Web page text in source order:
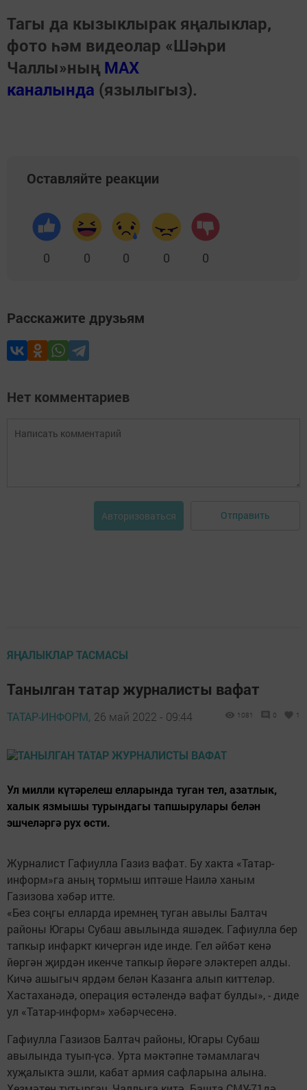
Тагы да кызыклырак яңалыклар,
фото һәм видеолар «Шәһри
Чаллы»ның MAX
каналында (язылыгыз).
Оставляйте реакции
0 0 0 0 0
Расскажите друзьям
Нет комментариев
Авторизоваться Отправить
ЯҢАЛЫКЛАР ТАСМАСЫ
Танылган татар журналисты вафат
ТАТАР-ИНФОРМ, 26 май 2022 - 09:44 1081 0 1
Ул милли күтәрелеш елларында туган тел, азатлык,
халык язмышы турындагы тапшырулары белән
эшчеләргә рух өсти.
Журналист Гафиулла Газиз вафат. Бу хакта «Татар-
информ»га аның тормыш иптәше Наилә ханым
Газизова хәбәр итте.
«Без соңгы елларда иремнең туган авылы Балтач
районы Югары Субаш авылында яшәдек. Гафиулла бер
тапкыр инфаркт кичергән иде инде. Гел әйбәт кенә
йөргән җирдән икенче тапкыр йөрәге эләктереп алды.
Кичә ашыгыч ярдәм белән Казанга алып киттеләр.
Хастаханәдә, операция өстәлендә вафат булды», - диде
ул «Татар-информ» хәбәрчесенә.
Гафиулла Газизов Балтач районы, Югары Субаш
авылында туып-үсә. Урта мәктәпне тәмамлагач
хуҗалыкта эшли, кабат армия сафларына алына.